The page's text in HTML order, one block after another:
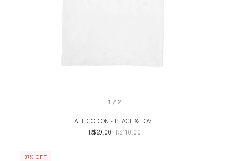
1 /2
ALL GOD ON - PEACE & LOVE
R$69,00 R$110,00
37% OFF